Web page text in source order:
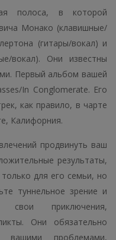
полоса, в которой
Монако (клавишные/
(гитары/вокал) и
вокал). Они известны
Первый альбом вашей
In Conglomerate. Его
как правило, в чарте
Калифорния.
продвинуть ваш
результаты,
для его семьи, но
туннельное зрение и
приключения,
Они обязательно
вашими проблемами,